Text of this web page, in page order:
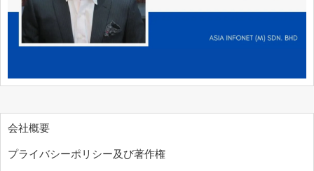
会社概要
プライバシーポリシー及び著作権